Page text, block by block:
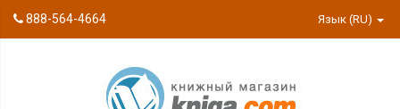
888-564-4664 Язык (RU)